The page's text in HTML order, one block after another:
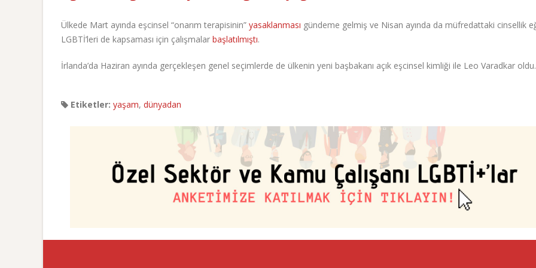
Ülkede Mart ayında eşcinsel “onarım terapisinin” yasaklanması gündeme gelmiş ve Nisan ayında da müfredattaki cinsellik
LGBTİ’leri de kapsaması için çalışmalar başlatılmıştı.
İrlanda’da Haziran ayında gerçekleşen genel seçimlerde de ülkenin yeni başbakanı açık eşcinsel kimliği ile Leo Varadkar oldu.
Etiketler: yaşam, dünyadan